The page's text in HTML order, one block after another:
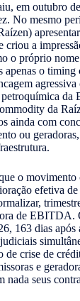
em outubro
No mesmo
criou a
o próprio
apenas o
da
da
ainda com
ou
o movimento
efetiva
de EBITDA.
163 dias após
de crise de
e
nada seus